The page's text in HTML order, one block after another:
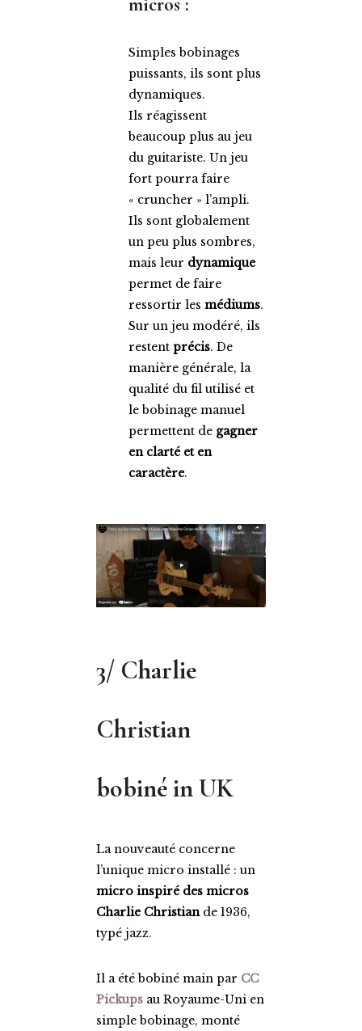
Simples bobinages
puissants, ils sont plus
dynamiques.
Ils réagissent
beaucoup plus au jeu
du guitariste. Un jeu
fort pourra faire
« cruncher » l’ampli.
Ils sont globalement
un peu plus sombres,
mais leur dynamique
permet de faire
ressortir les médiums.
Sur un jeu modéré, ils
restent précis. De
manière générale, la
qualité du fil utilisé et
le bobinage manuel
permettent de gagner
en clarté et en
caractère.
3/ Charlie
Christian
bobiné in UK
La nouveauté concerne
l’unique micro installé : un
micro inspiré des micros
Charlie Christiande 1936,
typé jazz.
Il a été bobiné main par CC
Pickups au Royaume-Uni en
simple bobinage, monté